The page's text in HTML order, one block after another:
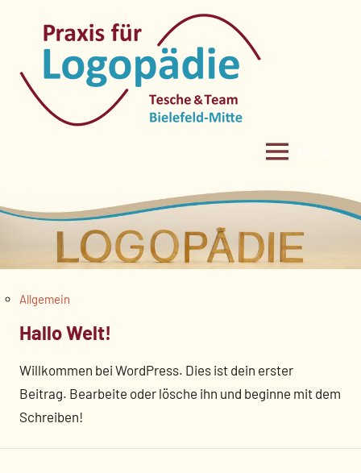
springen
Allgemein
Hallo Welt!
Willkommen bei WordPress. Dies ist dein erster
Beitrag. Bearbeite oder lösche ihn und beginne mit dem
Schreiben!